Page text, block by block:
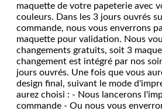
maquette de votre papeterie avec
couleurs. Dans les 3 jours ouvrés
commande, nous vous enverrons
maquette pour validation. Nous
changements gratuits, soit 3
changement est intégré par nos
jours ouvrés. Une fois que vous
design final, suivant le mode
aurez choisi : - Nous lancerons
commande - Ou nous vous